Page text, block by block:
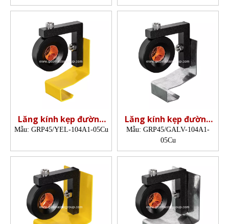
Lăng kính kẹp đường
sắt
Mẫu: GRP45/YEL-104A1-05Cu
Lăng kính kẹp đường
sắt
Mẫu: GRP45/GALV-104A1-
05Cu